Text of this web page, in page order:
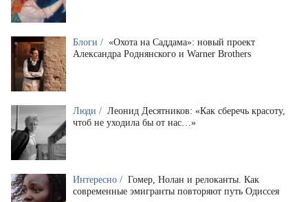
Блоги / «Охота на Саддама»: новый проект
Александра Роднянского и Warner Brothers
Люди / Леонид Десятников: «Как сберечь красоту,
чтоб не уходила бы от нас…»
Интересно / Гомер, Нолан и релоканты. Как
современные эмигранты повторяют путь Одиссея